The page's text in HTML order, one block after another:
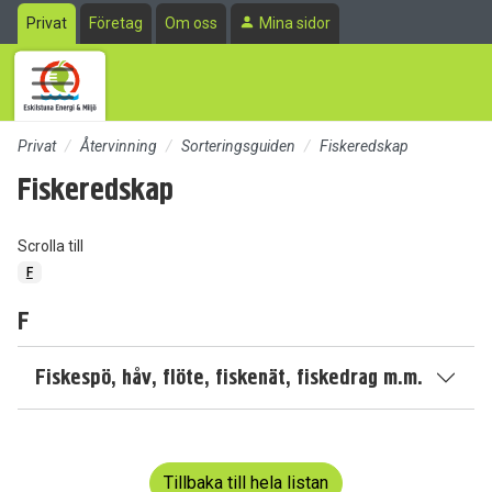
Till sidans huvudinnehåll
Privat Företag Om oss Mina sidor
Privat Återvinning Sorteringsguiden Fiskeredskap
Fiskeredskap
Scrolla till
F
F
Fiskespö, håv, flöte, fiskenät, fiskedrag m.m.
Tillbaka till hela listan